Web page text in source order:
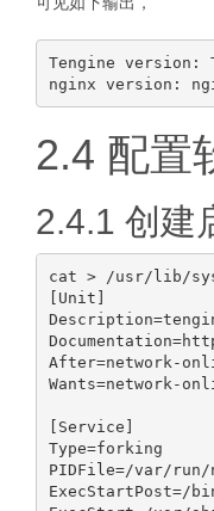
Tengine version:
2.4 配置
2.4.1 创建
cat > /usr/lib/
[Unit]
After=network-
Wants=network-
[Service]
Type=forking
PIDFile=/var/run/
ExecStartPost=/